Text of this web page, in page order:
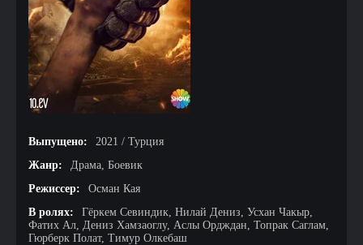
Выпущено:
2021 / Турция
Жанр:
Драма, Боевик
Режиссер:
Осман Кая
В ролях:
Гёркем Севиндик, Нилай Дениз, Усхан Чакыр,
Фатих Ал, Дениз Хамзаоглу, Аслы Ордждан, Топрак Саглам,
Гюрберк Полат, Тимур Олкебаш